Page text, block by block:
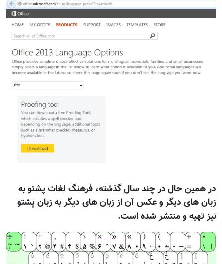
در همین حال در چند سال گذشته، فرهنگ لغات پشتو به
زبان های دیگر و عکس آن از زبان های دیگر به زبان پشتو
نیز تهیه و منتشر شده است.